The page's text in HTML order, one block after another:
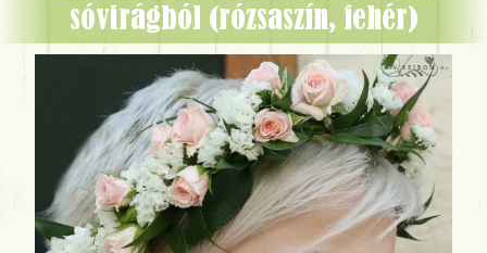
sóvirágból (rózsaszín, fehér)